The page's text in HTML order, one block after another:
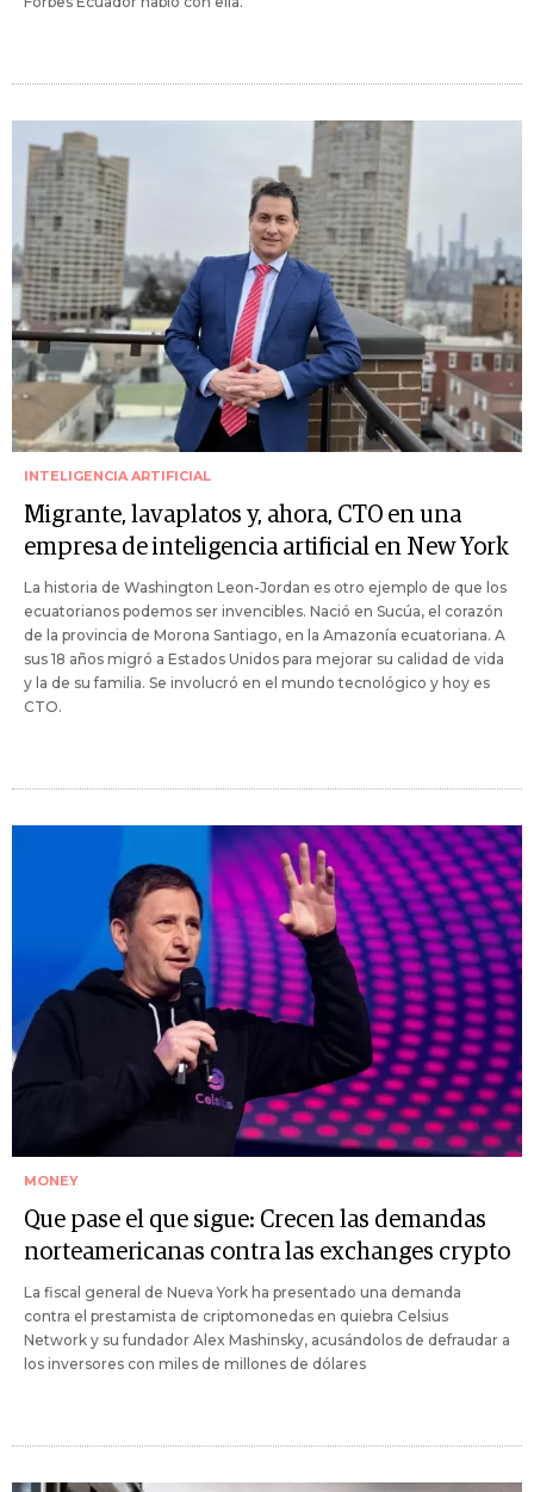
INTELIGENCIA ARTIFICIAL
Migrante, lavaplatos y, ahora, CTO en una
empresa de inteligencia artificial en New York
La historia de Washington Leon-Jordan es otro ejemplo de que los
ecuatorianos podemos ser invencibles. Nació en Sucúa, el corazón
de la provincia de Morona Santiago, en la Amazonía ecuatoriana. A
sus 18 años migró a Estados Unidos para mejorar su calidad de vida
y la de su familia. Se involucró en el mundo tecnológico y hoy es
CTO.
MONEY
Que pase el que sigue: Crecen las demandas
norteamericanas contra las exchanges crypto
La fiscal general de Nueva York ha presentado una demanda
contra el prestamista de criptomonedas en quiebra Celsius
Network y su fundador Alex Mashinsky, acusándolos de defraudar a
los inversores con miles de millones de dólares